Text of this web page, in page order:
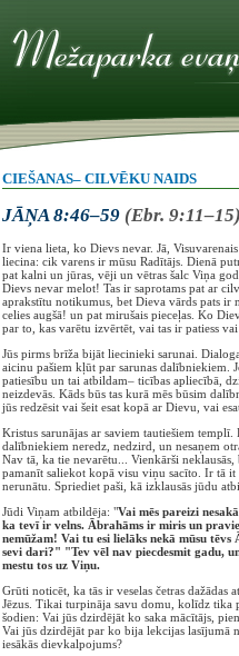
CIEŠANAS– CILVĒKU NAIDS
JĀŅA 8:46–59 (Ebr.
Ir viena lieta, ko Dievs nevar. Jā,
liecina: cik varens ir mūsu Radītājs. Dienā
pat kalni un jūras, vēji un vētras šalc Viņa
Dievs nevar melot! Tas ir saprotams pat ar
aprakstītu notikumus, bet Dieva vārds pats ir
celies augšā! un pat mirušais pieceļas. Ko
par to, kas varētu izvērtēt, vai tas ir patiess
Jūs pirms brīža bijāt liecinieki sarunai.
aicinu pašiem kļūt par sarunas dalībniekiem.
patiesību un tai atbildam– ticības apliecībā,
neizdevās. Kāds būs tas kurā mēs būsim
jūs redzēsit vai šeit esat kopā ar Dievu, vai
Kristus sarunājas ar saviem tautiešiem
dalībniekiem neredz, nedzird, un nesaņem
Nav tā, ka tie nevarētu... Vienkārši
pamanīt saliekot kopā visu viņu sacīto. Ir tā
nerunātu. Spriediet paši, kā izklausās jūdu
Jūdi Viņam atbildēja: "Vai mēs pareizi
ka tevī ir velns. Ābrahāms ir miris un
nemūžam! Vai tu esi lielāks nekā mūsu
sevi dari?" "Tev vēl nav piecdesmit gadu,
mestu tos uz Viņu.
Grūti noticēt, ka tās ir veselas četras
Jēzus. Tikai turpināja savu domu, kolīdz tika
šodien: Vai jūs dzirdējāt ko saka mācītājs,
Vai jūs dzirdējāt par ko bija lekcijas lasījumā
iesākās dievkalpojums?